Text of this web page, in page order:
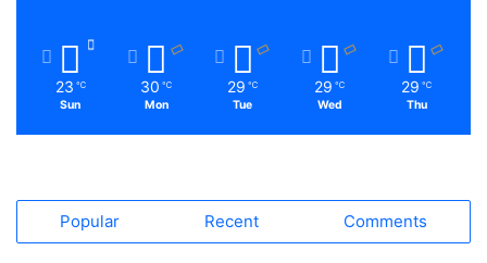
23 ℃
Sun
30 ℃
Mon
29 ℃
Tue
29 ℃
Wed
29 ℃
Thu
Popular Recent Comments